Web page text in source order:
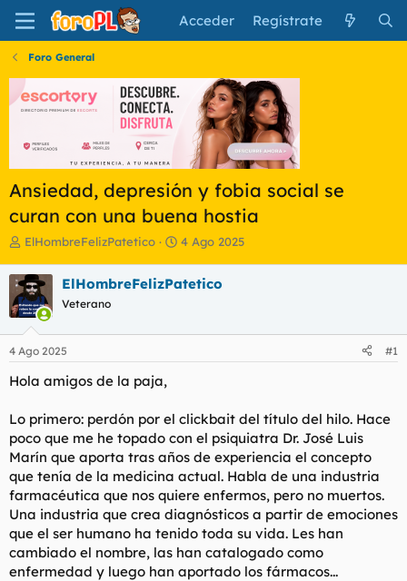
Acceder Regístrate
Foro General
Ansiedad, depresión y fobia social se
curan con una buena hostia
I
i
c
i
a
d
o
d
l
t
e
a
ElHombreFelizPatetico
F
h
e
i
o
4 Ago 2025
ElHombreFelizPatetico
Veterano
4 Ago 2025 #1
Hola amigos de la paja,
Lo primero: perdón por el clickbait del título del hilo. Hace
poco que me he topado con el psiquiatra Dr. José Luis
Marín que aporta tras años de experiencia el concepto
que tenía de la medicina actual. Habla de una industria
farmacéutica que nos quiere enfermos, pero no muertos.
Una industria que crea diagnósticos a partir de emociones
que el ser humano ha tenido toda su vida. Les han
cambiado el nombre, las han catalogado como
enfermedad y luego han aportado los fármacos...